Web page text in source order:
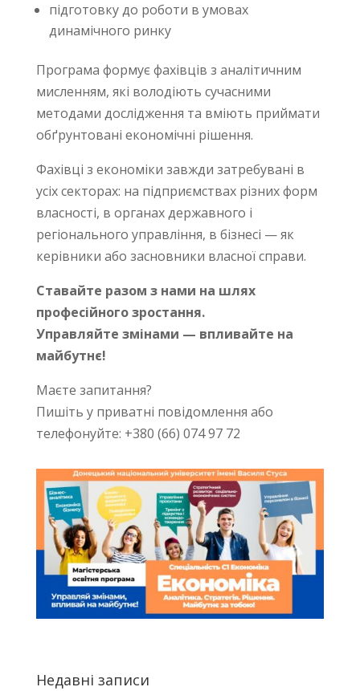
підготовку до роботи в умовах
динамічного ринку
Програма формує фахівців з аналітичним
мисленням, які володіють сучасними
методами дослідження та вміють приймати
обґрунтовані економічні рішення.
Фахівці з економіки завжди затребувані в
усіх секторах: на підприємствах різних форм
власності, в органах державного і
регіонального управління, в бізнесі — як
керівники або засновники власної справи.
Ставайте разом з нами на шлях
професійного зростання.
Управляйте змінами — впливайте на
майбутнє!
Маєте запитання?
Пишіть у приватні повідомлення або
телефонуйте: +380 (66) 074 97 72
Недавні записи